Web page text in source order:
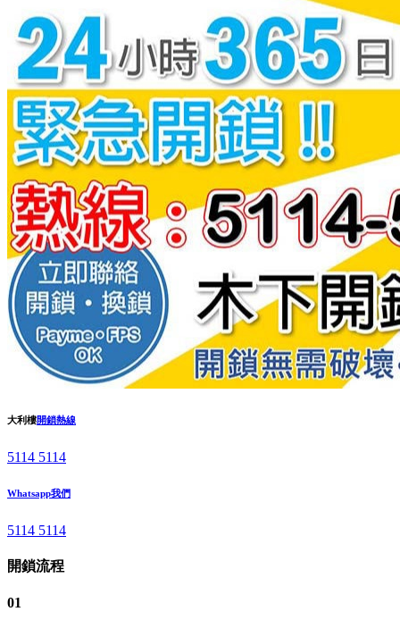
大利樓開鎖熱線
5114 5114
Whatsapp我們
5114 5114
開鎖流程
01